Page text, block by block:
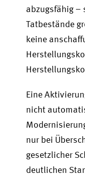
abzugsfähig –
Tatbestände
keine
Eine
nicht
nur bei
gesetzlicher
deutlichen